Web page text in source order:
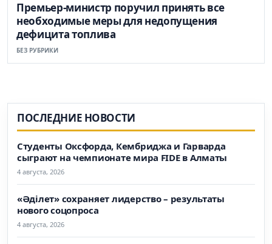
Премьер-министр поручил принять все
необходимые меры для недопущения
дефицита топлива
БЕЗ РУБРИКИ
ПОСЛЕДНИЕ НОВОСТИ
Студенты Оксфорда, Кембриджа и Гарварда
сыграют на чемпионате мира FIDE в Алматы
4 августа, 2026
«Әділет» сохраняет лидерство – результаты
нового соцопроса
4 августа, 2026